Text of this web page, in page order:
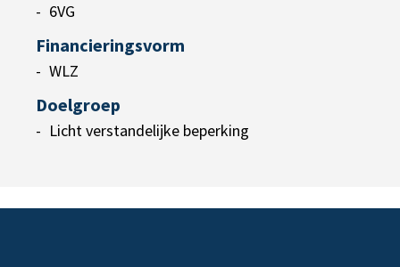
6VG
Financieringsvorm
WLZ
Doelgroep
Licht verstandelijke beperking